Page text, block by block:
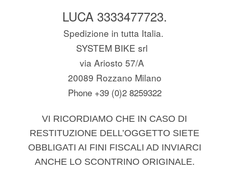
LUCA 3333477723.
Spedizione in tutta Italia.
SYSTEM BIKE srl
via Ariosto 57/A
20089 Rozzano Milano
Phone +39 (0)2 8259322
VI RICORDIAMO CHE IN CASO DI
RESTITUZIONE DELL’OGGETTO SIETE
OBBLIGATI AI FINI FISCALI AD INVIARCI
ANCHE LO SCONTRINO ORIGINALE.